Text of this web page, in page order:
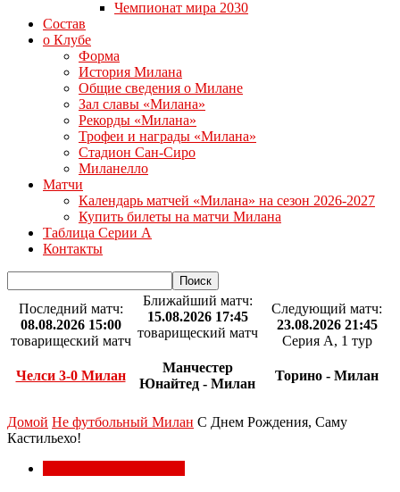
Чемпионат мира 2030
Состав
о Клубе
Форма
История Милана
Общие сведения о Милане
Зал славы «Милана»
Рекорды «Милана»
Трофеи и награды «Милана»
Стадион Сан-Сиро
Миланелло
Матчи
Календарь матчей «Милана» на сезон 2026-2027
Купить билеты на матчи Милана
Таблица Серии А
Контакты
Последний матч:
08.08.2026 15:00
товарищеский матч
Челси 3-0 Милан
Ближайший матч:
15.08.2026 17:45
товарищеский матч
Манчестер
Юнайтед - Милан
Следующий матч:
23.08.2026 21:45
Серия А, 1 тур
Торино - Милан
Домой Не футбольный Милан С Днем Рождения, Саму
Кастильехо!